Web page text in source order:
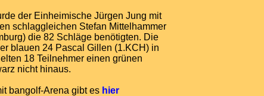
der Einheimische Jürgen Jung mit
schlaggleichen Stefan Mittelhammer
die 82 Schläge benötigten. Die
blauen 24 Pascal Gillen (1.KCH) in
18 Teilnehmer einen grünen
nicht hinaus.
bangolf-Arena gibt es hier